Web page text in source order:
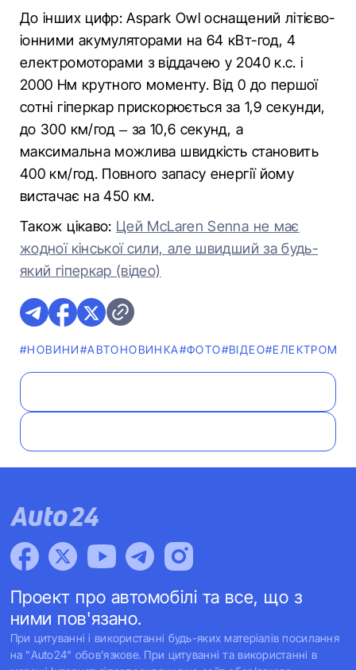
До інших цифр: Aspark Owl оснащений літієво-
іонними акумуляторами на 64 кВт-год, 4
електромоторами з віддачею у 2040 к.с. і
2000 Нм крутного моменту. Від 0 до першої
сотні гіперкар прискорюється за 1,9 секунди,
до 300 км/год – за 10,6 секунд, а
максимальна можлива швидкість становить
400 км/год. Повного запасу енергії йому
вистачає на 450 км.
Також цікаво: Цей McLaren Senna не має
жодної кінської сили, але швидший за будь-
який гіперкар (відео)
#НОВИНИ#АВТОНОВИНКА#ФОТО#ВІДЕО
Проект про автомобілі та все, що з
ними пов'язано.
При цитуванні і використанні будь-яких матеріалів посилання
на "Auto24" обов'язкове. При цитуванні та використанні в